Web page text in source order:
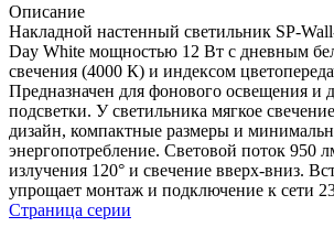
Описание
Накладной настенный светильник SP-
Day White мощностью 12 Вт с дневным
свечения (4000 К) и индексом
Предназначен для фонового освещения и
подсветки. У светильника мягкое
дизайн, компактные размеры и
энергопотребление. Световой поток 950
излучения 120° и свечение вверх-вниз.
упрощает монтаж и подключение к сети
Страница серии